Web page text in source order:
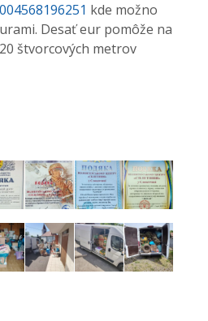
kde možno
Desať eur pomôže na
štvorcových metrov